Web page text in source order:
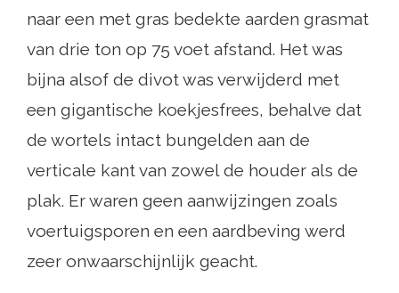
naar een met gras bedekte aarden grasmat
van drie ton op 75 voet afstand. Het was
bijna alsof de divot was verwijderd met
een gigantische koekjesfrees, behalve dat
de wortels intact bungelden aan de
verticale kant van zowel de houder als de
plak. Er waren geen aanwijzingen zoals
voertuigsporen en een aardbeving werd
zeer onwaarschijnlijk geacht.